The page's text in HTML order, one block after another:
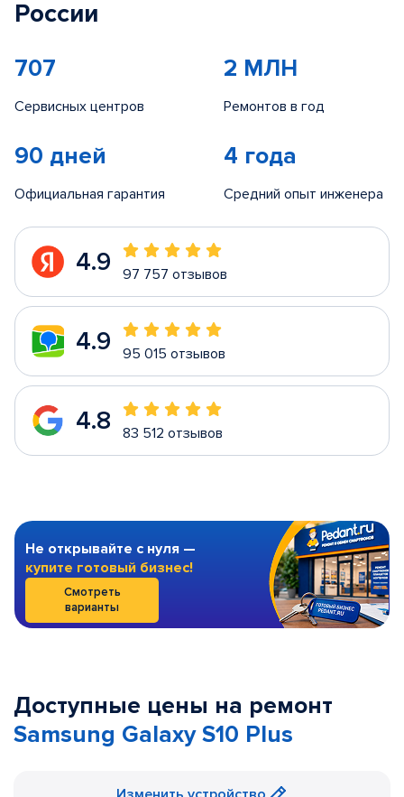
России
707
Сервисных центров
2 МЛН
Ремонтов в год
90 дней
Официальная гарантия
4 года
Средний опыт инженера
4.9 97 757 отзывов
4.9 95 015 отзывов
4.8 83 512 отзывов
Не открывайте с нуля —
купите готовый бизнес!
Смотреть
варианты
Доступные цены на ремонт
Samsung Galaxy S10 Plus